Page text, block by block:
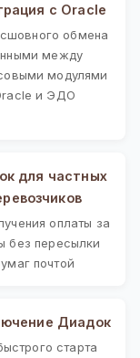
с Oracle
обмена
между
модулями
и ЭДО
для частных
оплаты за
без пересылки
почтой
Диадок
старта